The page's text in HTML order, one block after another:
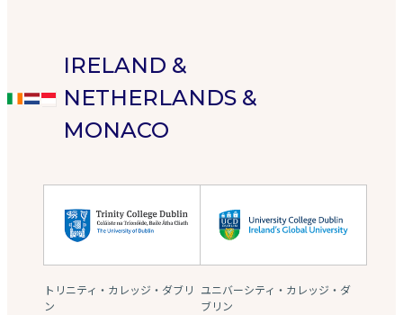
IRELAND &
NETHERLANDS &
MONACO
トリニティ・カレッジ・ダブリ
ン
ユニバーシティ・カレッジ・ダ
ブリン